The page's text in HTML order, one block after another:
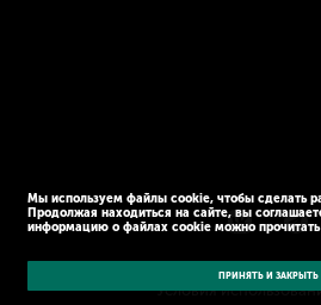
Политика
Условия
Мы используем файлы cookie, чтобы сделать
Продолжая находиться на сайте, вы
информацию о файлах cookie можно
ПРИНЯТЬ И ЗАКРЫТЬ